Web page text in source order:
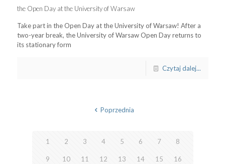
the Open Day at the University of Warsaw
Take part in the Open Day at the University of Warsaw! After a
two-year break, the University of Warsaw Open Day returns to
its stationary form
Czytaj dalej...
Poprzednia
1 2 3 4 5 6 7 8
9 10 11 12 13 14 15 16